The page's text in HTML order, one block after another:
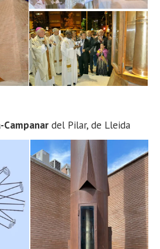
Campanar del Pilar, de Lleida